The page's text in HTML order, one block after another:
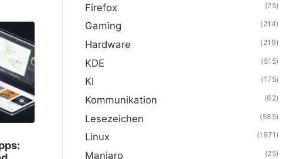
Firefox (75)
Gaming (214)
Hardware (219)
KDE (515)
KI (175)
Kommunikation (62)
Lesezeichen (585)
Linux (1871)
Manjaro (25)